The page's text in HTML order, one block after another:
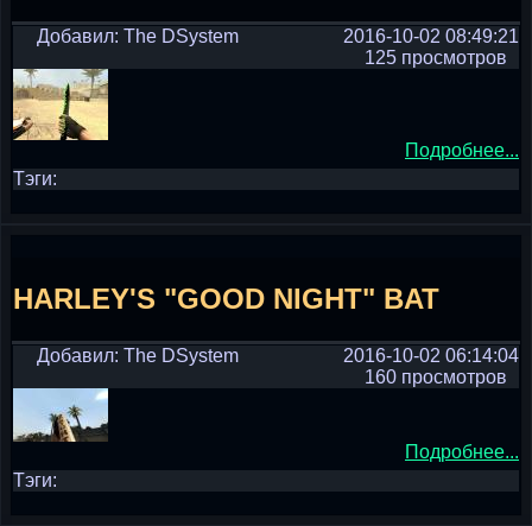
Добавил: The DSystem
2016-10-02 08:49:21
125 просмотров
Подробнее...
Тэги:
HARLEY'S "GOOD NIGHT" BAT
Добавил: The DSystem
2016-10-02 06:14:04
160 просмотров
Подробнее...
Тэги: